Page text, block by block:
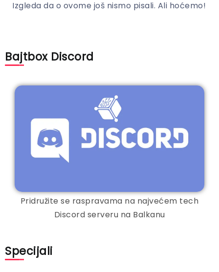
Izgleda da o ovome još nismo pisali. Ali hoćemo!
Bajtbox Discord
Pridružite se raspravama na najvećem tech
Discord serveru na Balkanu
Specijali